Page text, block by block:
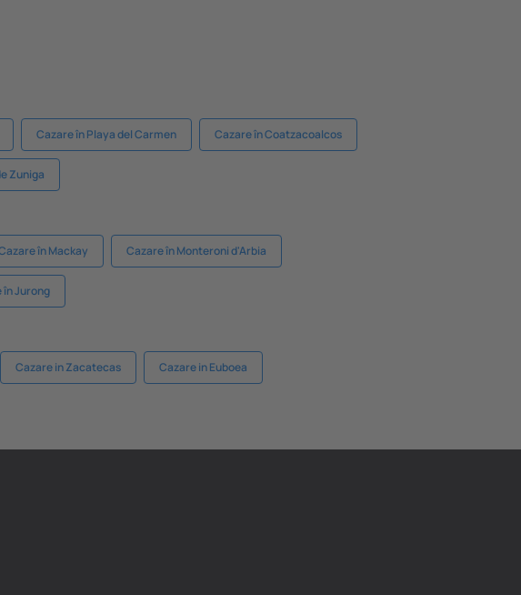
Cazare în Playa del Carmen Cazare în Coatzacoalcos
Zuniga
în Mackay Cazare în Monteroni d'Arbia
în Jurong
Cazare in Zacatecas Cazare in Euboea